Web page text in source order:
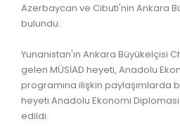
Azerbaycan ve Cibuti'nin Ankara
bulundu.
Yunanistan'ın Ankara Büyükelçisi
gelen MÜSİAD heyeti, Anadolu
programına ilişkin paylaşımlarda
heyeti Anadolu Ekonomi
edildi.